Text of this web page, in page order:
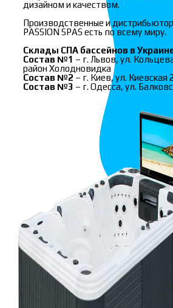
дизайном и качеством.
Производственные и
PASSION SPAS есть по всему миру.
Склады СПА бассейнов в
Состав №1 – г. Львов, ул.
район Холодновидка
Состав №2 – г. Киев, ул.
Состав №3 – г. Одесса, ул.